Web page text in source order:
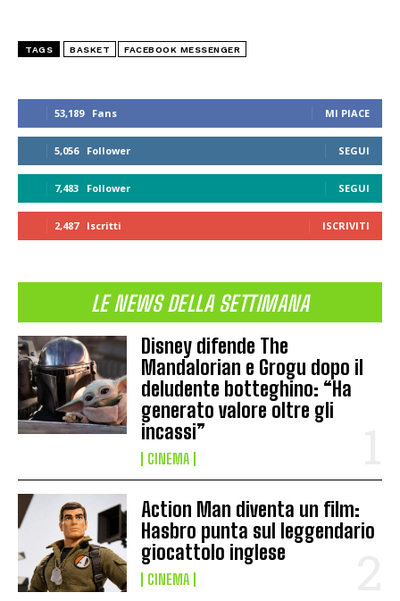
53,189 Fans MI PIACE
5,056 Follower SEGUI
7,483 Follower SEGUI
2,487 Iscritti ISCRIVITI
LE NEWS DELLA SETTIMANA
Disney difende The
Mandalorian e Grogu dopo il
deludente botteghino: “Ha
generato valore oltre gli
incassi”
CINEMA
Action Man diventa un film:
Hasbro punta sul leggendario
giocattolo inglese
CINEMA
TAGS BASKET FACEBOOK MESSENGER